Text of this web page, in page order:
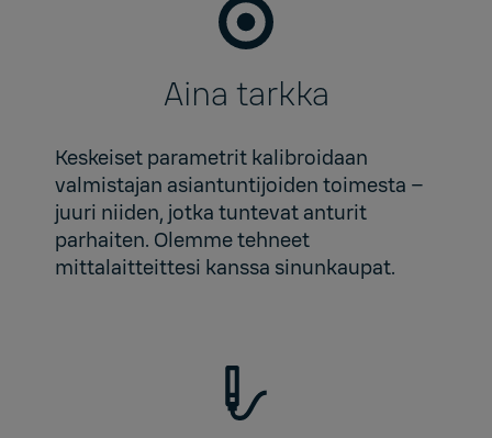
Aina tarkka
Keskeiset parametrit kalibroidaan
valmistajan asiantuntijoiden toimesta –
juuri niiden, jotka tuntevat anturit
parhaiten. Olemme tehneet
mittalaitteittesi kanssa sinunkaupat.